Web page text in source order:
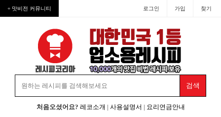
+ 맛비전 커뮤니티 로그인 가입 찾기
처음오셨어요? 레코소개 | 사용설명서 | 요리연금안내